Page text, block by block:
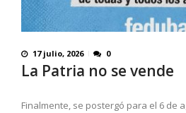
17 julio, 2026 0
La Patria no se vende
Finalmente, se postergó para el 6 de